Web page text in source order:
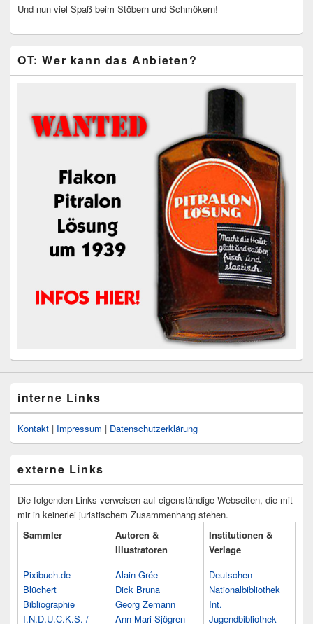
Und nun viel Spaß beim Stöbern und Schmökern!
OT: Wer kann das Anbieten?
interne Links
Kontakt | Impressum | Datenschutzerklärung
externe Links
Die folgenden Links verweisen auf eigenständige Webseiten, die mit
mir in keinerlei juristischem Zusammenhang stehen.
Sammler
Autoren &
Illustratoren
Institutionen &
Verlage
Pixibuch.de
Blüchert
Bibliographie
I.N.D.U.C.K.S. /
Alain Grée
Dick Bruna
Georg Zemann
Ann Mari Sjögren
Deutschen
Nationalbibliothek
Int.
Jugendbibliothek